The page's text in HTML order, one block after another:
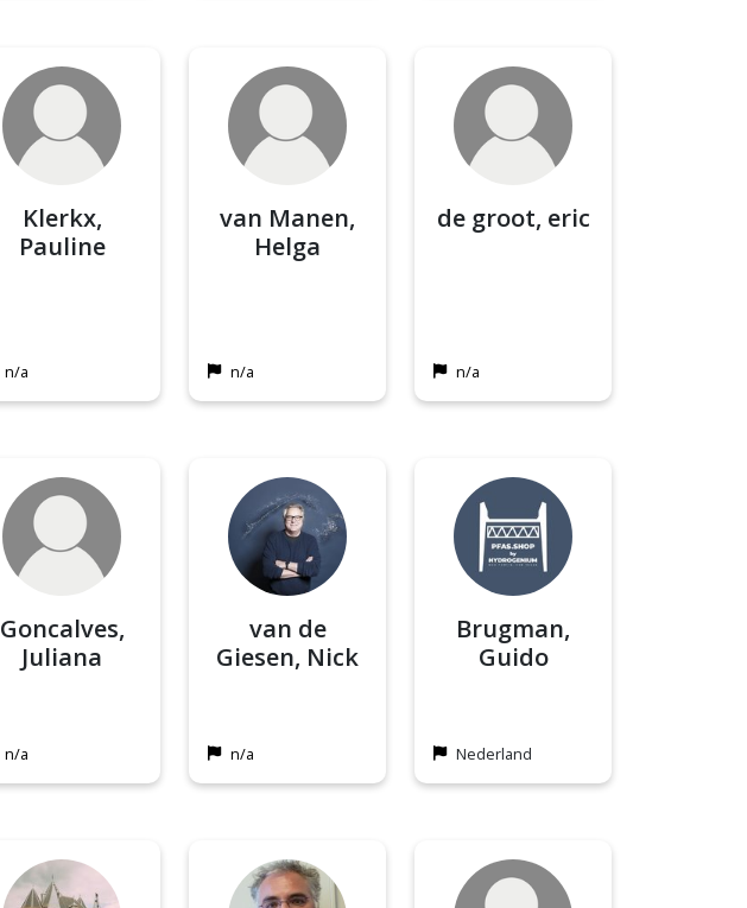
Klerkx,
Pauline
n/a
van Manen,
Helga
n/a
de groot, eric
n/a
Goncalves,
Juliana
n/a
van de
Giesen, Nick
n/a
Brugman,
Guido
Nederland